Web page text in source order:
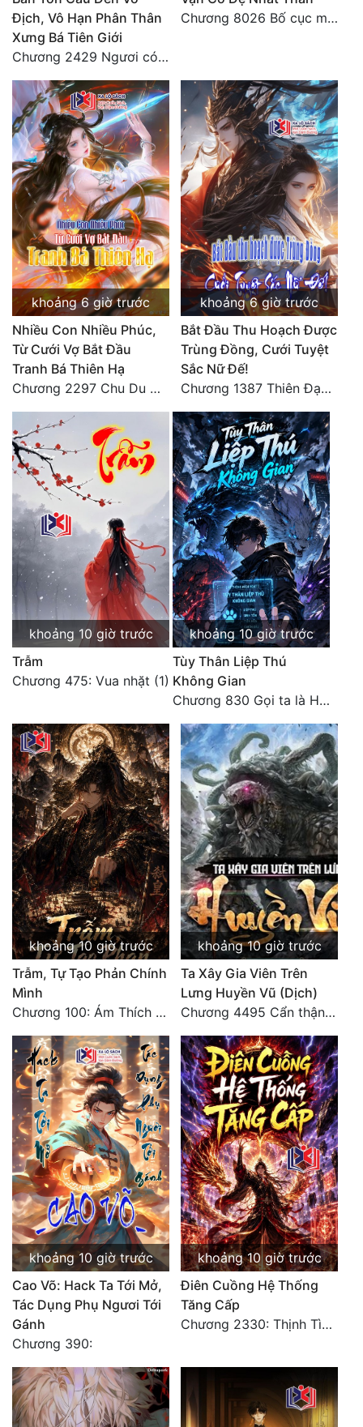
Quân Sự
Sảng Văn
Sắc
Sủng
Thanh Xuân
Tiên Hiệp
Tiểu Thuyết
Trinh Thám
Triều Đấu
Trùng Sinh
Trọng Sinh
Tu Chân
Tu Tiên
Tội Phạm
Vô Địch
Võ Hiệp
Võng Du
Xuyên Không
Xuyên Nhanh
Xuyên Sách
Xuyên Thư
Đô Thị
Đông Phương
Đông Phương Huyền Huyễn
Đồng Nhân
Cẩu Đạo Trường Sinh
Ngự Thú
Truyện Nam
Truyện Nữ
Vô Địch Lưu
Xây Dựng Thế Lực
Đam Mỹ
Đẹp
Đẹp Hiệp
Tính Cách Nhân Vật :
Cơ Trí
Sát Phạt Quyết Đoán
Vô Sỉ
Điềm Đạm
Địch, Vô Hạn Phân Thân
Xưng Bá Tiên Giới
Chương 2429 Ngươi có tuệ nhãn? Ta có...
Chương 8026 Bố cục mới
khoảng 6 giờ trước
Nhiều Con Nhiều Phúc,
Từ Cưới Vợ Bắt Đầu
Tranh Bá Thiên Hạ
Chương 2297 Chu Du Du mang thai
khoảng 6 giờ trước
Bắt Đầu Thu Hoạch Được
Trùng Đồng, Cưới Tuyệt
Sắc Nữ Đế!
Chương 1387 Thiên Đạo đắc ý
khoảng 10 giờ trước
Trẫm
Chương 475: Vua nhặt (1)
khoảng 10 giờ trước
Tùy Thân Liệp Thú
Không Gian
Chương 830 Gọi ta là Hòa Sa
khoảng 10 giờ trước
Trẫm, Tự Tạo Phản Chính
Mình
Chương 100: Ám Thích Trên Vân Sơn
khoảng 10 giờ trước
Ta Xây Gia Viên Trên
Lưng Huyền Vũ (Dịch)
Chương 4495 Cẩn thận một chút vẫn là tốt.
khoảng 10 giờ trước
Cao Võ: Hack Ta Tới Mở,
Tác Dụng Phụ Ngươi Tới
Gánh
Chương 390:
khoảng 10 giờ trước
Điên Cuồng Hệ Thống
Tăng Cấp
Chương 2330: Thịnh Tình Mời Chào